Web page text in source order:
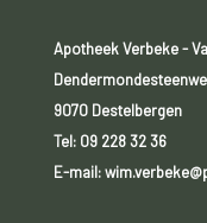
Apotheek Verbeke -
9070 Destelbergen
Tel: 09 228 32 36
E-mail: